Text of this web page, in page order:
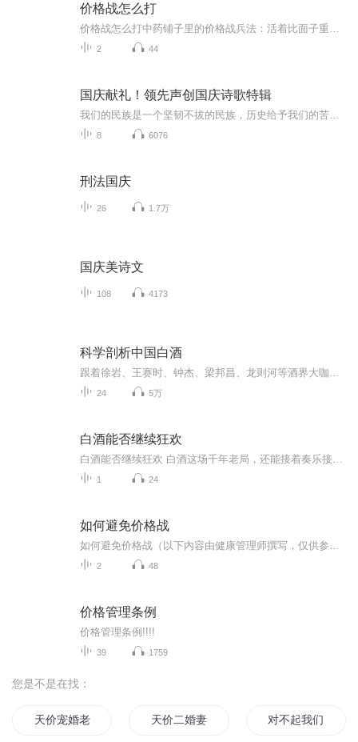
价格战怎么打
2 44
国庆献礼！领先声创国庆诗歌特辑
8 6076
刑法国庆
26 1.7万
国庆美诗文
108 4173
科学剖析中国白酒
24 5万
白酒能否继续狂欢
1 24
如何避免价格战
2 48
价格管理条例
价格管理条例!!!!
39 1759
您是不是在找：
天价宠婚老公不可以 天价二婚妻 对不起我们不合适